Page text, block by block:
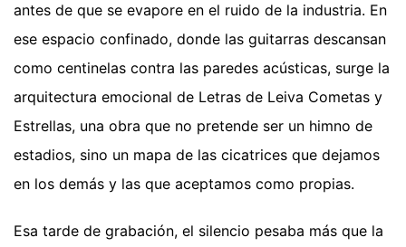
antes de que se evapore en el ruido de la industria. En
ese espacio confinado, donde las guitarras descansan
como centinelas contra las paredes acústicas, surge la
arquitectura emocional de Letras de Leiva Cometas y
Estrellas, una obra que no pretende ser un himno de
estadios, sino un mapa de las cicatrices que dejamos
en los demás y las que aceptamos como propias.
Esa tarde de grabación, el silencio pesaba más que la